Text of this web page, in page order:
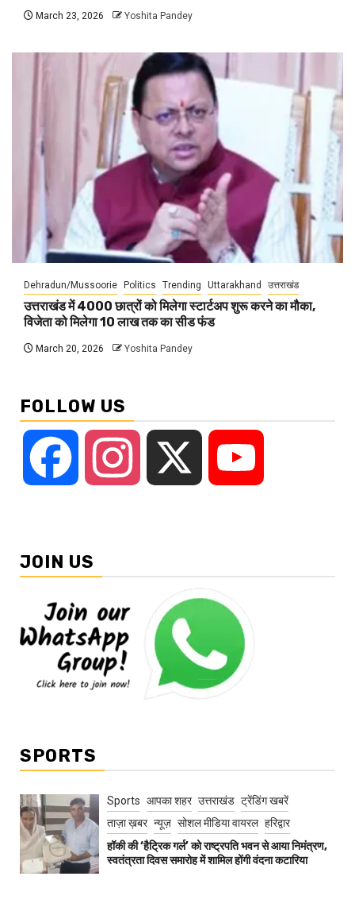
March 23, 2026 Yoshita Pandey
Dehradun/Mussoorie Politics Trending Uttarakhand उत्तराखंड
उत्तराखंड में 4000 छात्रों को मिलेगा स्टार्टअप शुरू करने का मौका,
विजेता को मिलेगा 10 लाख तक का सीड फंड
March 20, 2026 Yoshita Pandey
FOLLOW US
Facebook Instagram
JOIN US
SPORTS
Sports आपका शहर उत्तराखंड ट्रेंडिंग खबरें
ताज़ा ख़बर न्यूज़ सोशल मीडिया वायरल हरिद्वार
हॉकी की ‘हैट्रिक गर्ल’ को राष्ट्रपति भवन से आया निमंत्रण,
स्वतंत्रता दिवस समारोह में शामिल होंगी वंदना कटारिया